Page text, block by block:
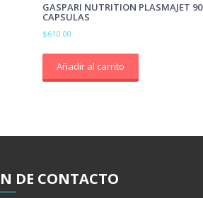
GASPARI NUTRITION PLASMAJET 90
CAPSULAS
$610.00
Añadir al carrito
N DE CONTACTO